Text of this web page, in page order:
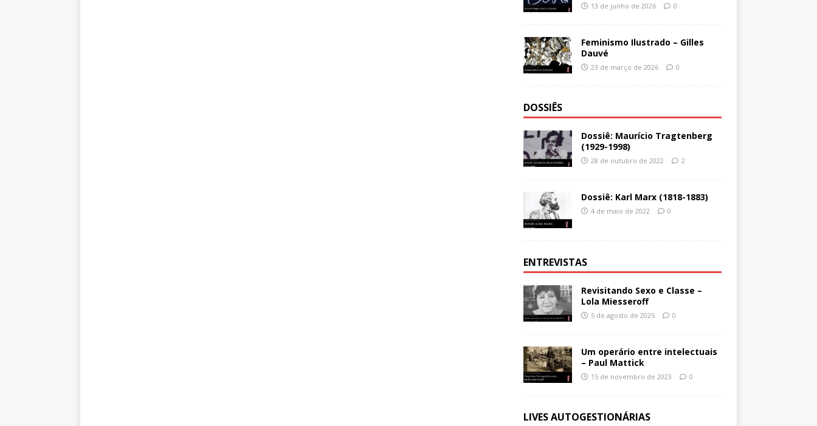
13 de junho de 2026 0
Feminismo Ilustrado – Gilles
Dauvé
23 de março de 2026 0
DOSSIÊS
Dossiê: Maurício Tragtenberg
(1929-1998)
28 de outubro de 2022 2
Dossiê: Karl Marx (1818-1883)
4 de maio de 2022 0
ENTREVISTAS
Revisitando Sexo e Classe –
Lola Miesseroff
5 de agosto de 2025 0
Um operário entre intelectuais
– Paul Mattick
15 de novembro de 2023 0
LIVES AUTOGESTIONÁRIAS